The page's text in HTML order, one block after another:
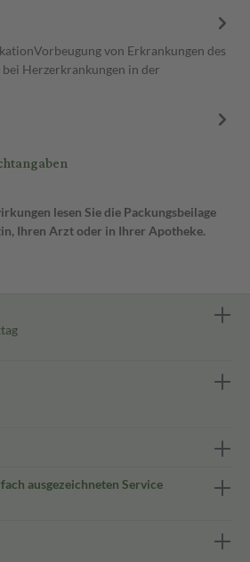
von Erkrankungen des
Herzerkrankungen in der
lesen Sie die Packungsbeilage
Ihren Arzt oder in Ihrer Apotheke.
ausgezeichneten Service